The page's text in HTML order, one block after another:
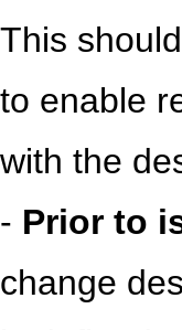
This
to enable
with the
- Prior to
change